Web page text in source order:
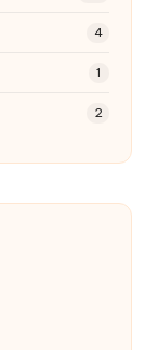
4
1
2